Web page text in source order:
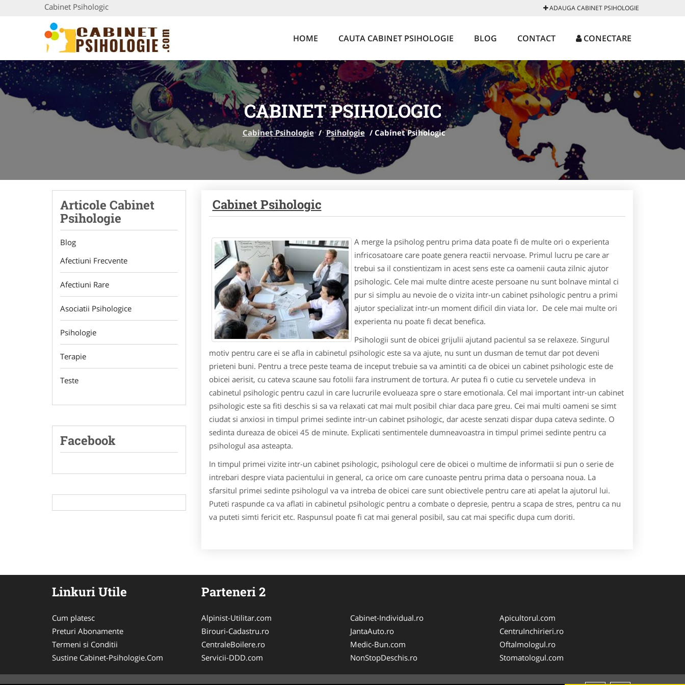
Cabinet Psihologic ADAUGA CABINET PSIHOLOGIE
HOME CAUTA CABINET PSIHOLOGIE BLOG CONTACT CONECTARE
CABINET PSIHOLOGIC
Cabinet Psihologie / Psihologie / Cabinet Psihologic
Articole Cabinet
Psihologie
Blog
Afectiuni Frecvente
Afectiuni Rare
Asociatii Psihologice
Psihologie
Terapie
Teste
Facebook
Cabinet Psihologic
A merge la psiholog pentru prima data poate fi de multe ori o experienta
infricosatoare care poate genera reactii nervoase. Primul lucru pe care ar
trebui sa il constientizam in acest sens este ca oamenii cauta zilnic ajutor
psihologic. Cele mai multe dintre aceste persoane nu sunt bolnave mintal ci
pur si simplu au nevoie de o vizita intr-un cabinet psihologic pentru a primi
ajutor specializat intr-un moment dificil din viata lor. De cele mai multe ori
experienta nu poate fi decat benefica.
Psihologii sunt de obicei grijulii ajutand pacientul sa se relaxeze. Singurul
motiv pentru care ei se afla in cabinetul psihologic este sa va ajute, nu sunt un dusman de temut dar pot deveni
prieteni buni. Pentru a trece peste teama de inceput trebuie sa va amintiti ca de obicei un cabinet psihologic este de
obicei aerisit, cu cateva scaune sau fotolii fara instrument de tortura. Ar putea fi o cutie cu servetele undeva in
cabinetul psihologic pentru cazul in care lucrurile evolueaza spre o stare emotionala. Cel mai important intr-un cabinet
psihologic este sa fiti deschis si sa va relaxati cat mai mult posibil chiar daca pare greu. Cei mai multi oameni se simt
ciudat si anxiosi in timpul primei sedinte intr-un cabinet psihologic, dar aceste senzati dispar dupa cateva sedinte. O
sedinta dureaza de obicei 45 de minute. Explicati sentimentele dumneavoastra in timpul primei sedinte pentru ca
psihologul asa asteapta.
In timpul primei vizite intr-un cabinet psihologic, psihologul cere de obicei o multime de informatii si pun o serie de
intrebari despre viata pacientului in general, ca orice om care cunoaste pentru prima data o persoana noua. La
sfarsitul primei sedinte psihologul va va intreba de obicei care sunt obiectivele pentru care ati apelat la ajutorul lui.
Puteti raspunde ca va aflati in cabinetul psihologic pentru a combate o depresie, pentru a scapa de stres, pentru ca nu
va puteti simti fericit etc. Raspunsul poate fi cat mai general posibil, sau cat mai specific dupa cum doriti.
Linkuri Utile
Cum platesc
Preturi Abonamente
Termeni si Conditii
Sustine Cabinet-Psihologie.Com
Parteneri 2
Alpinist-Utilitar.com
Birouri-Cadastru.ro
CentraleBoilere.ro
Servicii-DDD.com
Cabinet-Individual.ro
JantaAuto.ro
Medic-Bun.com
NonStopDeschis.ro
Apicultorul.com
CentruInchirieri.ro
Oftalmologul.ro
Stomatologul.com